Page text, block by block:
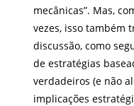
mecânicas”. Mas,
vezes, isso também
discussão, como
de estratégias
verdadeiros (e não
implicações